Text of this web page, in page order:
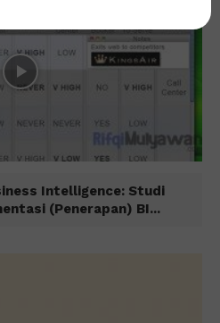
Intelligence: Studi
(Penerapan) BI...